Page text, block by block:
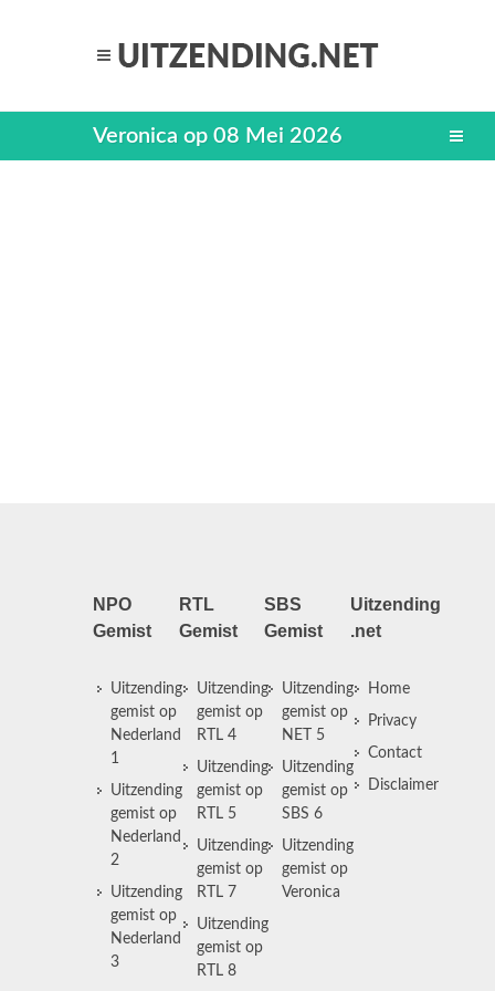
Veronica op 08 Mei 2026
NPO
Gemist
Uitzending
gemist op
Nederland
1
Uitzending
gemist op
Nederland
2
Uitzending
gemist op
Nederland
3
RTL
Gemist
Uitzending
gemist op
RTL 4
Uitzending
gemist op
RTL 5
Uitzending
gemist op
RTL 7
Uitzending
gemist op
RTL 8
SBS
Gemist
Uitzending
gemist op
NET 5
Uitzending
gemist op
SBS 6
Uitzending
gemist op
Veronica
Uitzending
.net
Home
Privacy
Contact
Disclaimer